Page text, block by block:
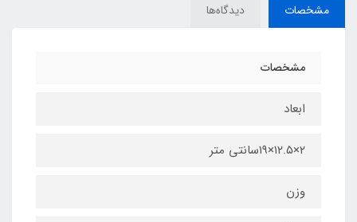
مشخصات دیدگاه‌ها
مشخصات
ابعاد
۲×۱۲.۵×۱۹سانتی متر
وزن